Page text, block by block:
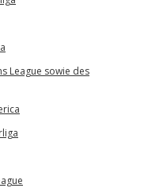
League sowie des